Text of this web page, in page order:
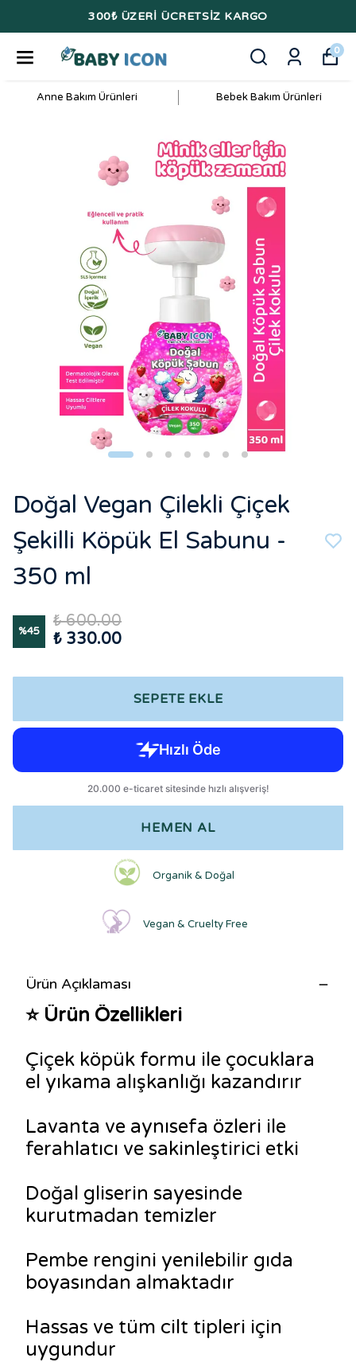
BEBEĞİNİZ İÇİN SAF
0
Anne Bakım Ürünleri Bebek Bakım Ürünleri
Doğal Vegan Çilekli Çiçek
Şekilli Köpük El Sabunu -
350 ml
%45
₺ 600.00
₺ 330.00
SEPETE EKLE
HEMEN AL
Organik & Doğal
Vegan & Cruelty Free
Ürün Açıklaması
⭐Ürün Özellikleri
Çiçek köpük formu ile çocuklara
el yıkama alışkanlığı kazandırır
Lavanta ve aynısefa özleri ile
ferahlatıcı ve sakinleştirici etki
Doğal gliserin sayesinde
kurutmadan temizler
Pembe rengini yenilebilir gıda
boyasından almaktadır
Hassas ve tüm cilt tipleri için
uygundur